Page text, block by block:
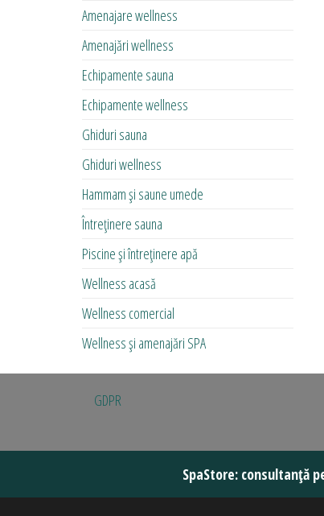
Amenajare wellness
Amenajări wellness
Echipamente sauna
Echipamente wellness
Ghiduri sauna
Ghiduri wellness
Hammam și saune umede
Întreținere sauna
Piscine și întreținere apă
Wellness acasă
Wellness comercial
Wellness și amenajări SPA
GDPR